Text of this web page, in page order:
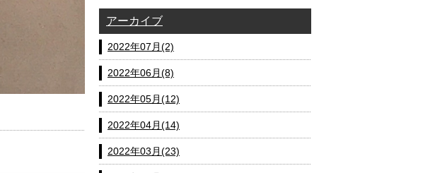
アーカイブ
2022年07月(2)
2022年06月(8)
2022年05月(12)
2022年04月(14)
2022年03月(23)